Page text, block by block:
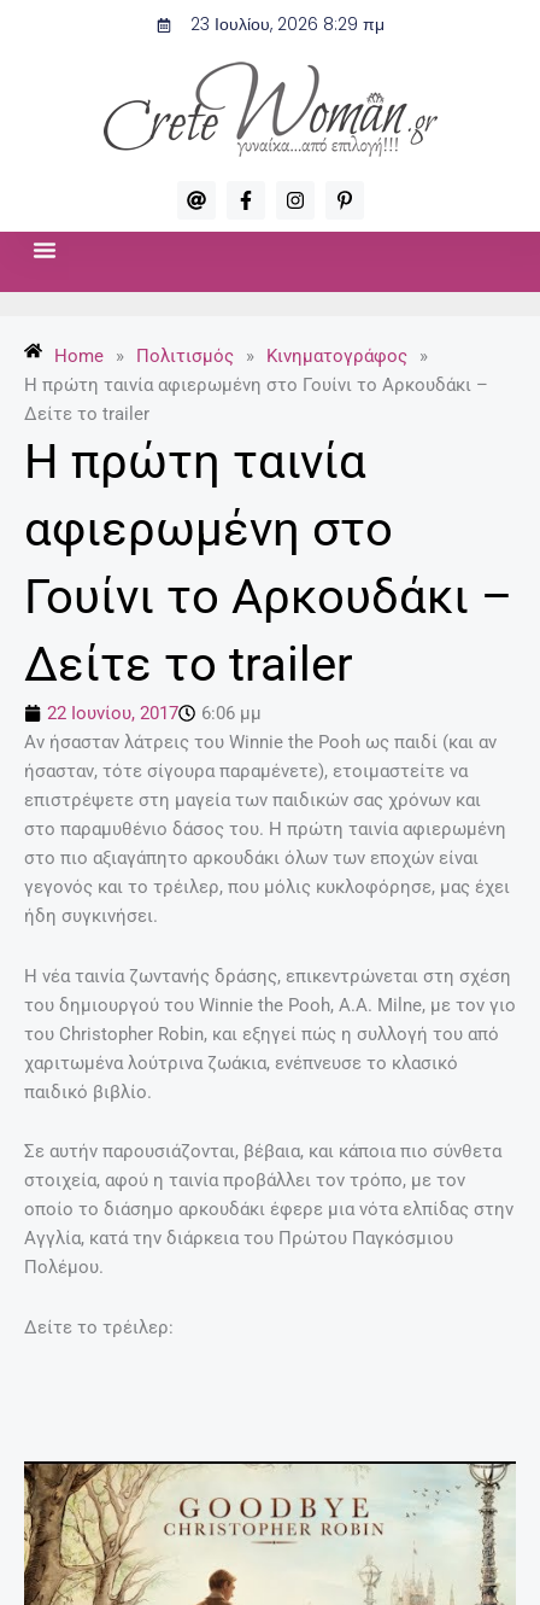
23 Ιουλίου, 2026 8:29 πμ
A
t
F
a
c
f
I
n
s
P
i
n
-
p
Home » Πολιτισμός » Κινηματογράφος
»
Η πρώτη ταινία αφιερωμένη στο Γουίνι το Αρκουδάκι –
Δείτε το trailer
Η πρώτη ταινία
αφιερωμένη στο
Γουίνι το Αρκουδάκι –
Δείτε το trailer
22 Ιουνίου, 2017
6:06 μμ
Αν ήσασταν λάτρεις του Winnie the Pooh ως παιδί (και αν
ήσασταν, τότε σίγουρα παραμένετε), ετοιμαστείτε να
επιστρέψετε στη μαγεία των παιδικών σας χρόνων και
στο παραμυθένιο δάσος του. Η πρώτη ταινία αφιερωμένη
στο πιο αξιαγάπητο αρκουδάκι όλων των εποχών είναι
γεγονός και το τρέιλερ, που μόλις κυκλοφόρησε, μας έχει
ήδη συγκινήσει.
Η νέα ταινία ζωντανής δράσης, επικεντρώνεται στη σχέση
του δημιουργού του Winnie the Pooh, A.A. Milne, με τον γιο
του Christopher Robin, και εξηγεί πώς η συλλογή του από
χαριτωμένα λούτρινα ζωάκια, ενέπνευσε το κλασικό
παιδικό βιβλίο.
Σε αυτήν παρουσιάζονται, βέβαια, και κάποια πιο σύνθετα
στοιχεία, αφού η ταινία προβάλλει τον τρόπο, με τον
οποίο το διάσημο αρκουδάκι έφερε μια νότα ελπίδας στην
Αγγλία, κατά την διάρκεια του Πρώτου Παγκόσμιου
Πολέμου.
Δείτε το τρέιλερ: